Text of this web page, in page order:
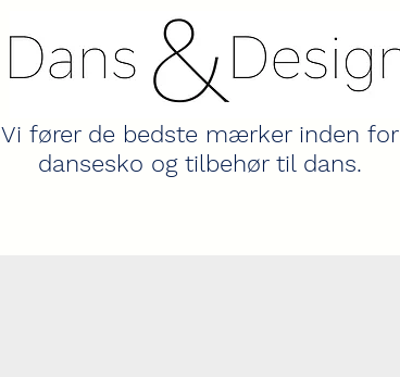
Vi fører de bedste mærker inden for
dansesko og tilbehør til dans.